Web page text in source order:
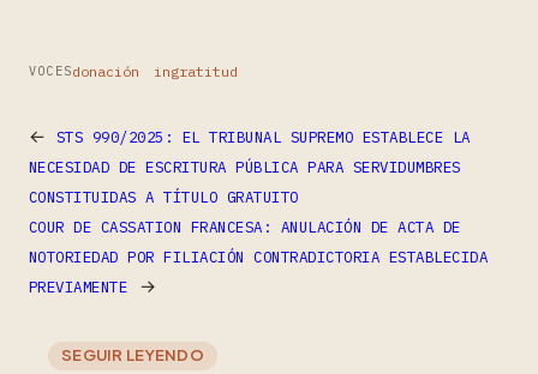
VOCESdonación ingratitud
←
STS 990/2025: EL TRIBUNAL SUPREMO ESTABLECE LA
NECESIDAD DE ESCRITURA PÚBLICA PARA SERVIDUMBRES
CONSTITUIDAS A TÍTULO GRATUITO
COUR DE CASSATION FRANCESA: ANULACIÓN DE ACTA DE
NOTORIEDAD POR FILIACIÓN CONTRADICTORIA ESTABLECIDA
PREVIAMENTE
→
SEGUIR LEYENDO